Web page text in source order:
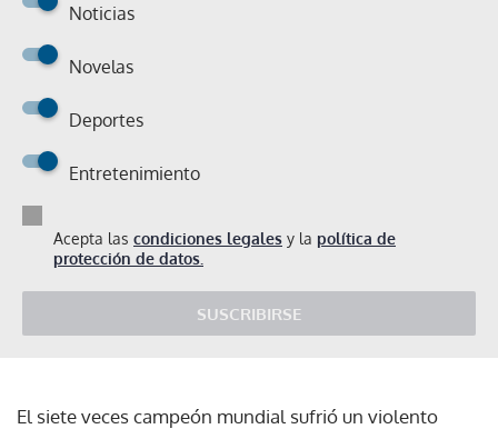
Noticias
Novelas
Deportes
Entretenimiento
Acepta las condiciones legales y la política de
protección de datos.
SUSCRIBIRSE
El siete veces campeón mundial sufrió un violento